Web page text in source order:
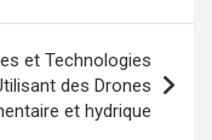
et Technologies
des Drones
et hydrique